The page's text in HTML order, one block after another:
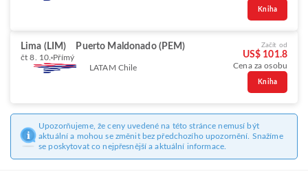
Kniha
Lima (LIM) Puerto Maldonado (PEM)
čt 8. 10. Přímý
LATAM Chile
Začít od
US$ 101.8
Cena za osobu
Kniha
Upozorňujeme, že ceny uvedené na této stránce nemusí být
aktuální a mohou se změnit bez předchozího upozornění. Snažíme
se poskytovat co nejpřesnější a aktuální informace.